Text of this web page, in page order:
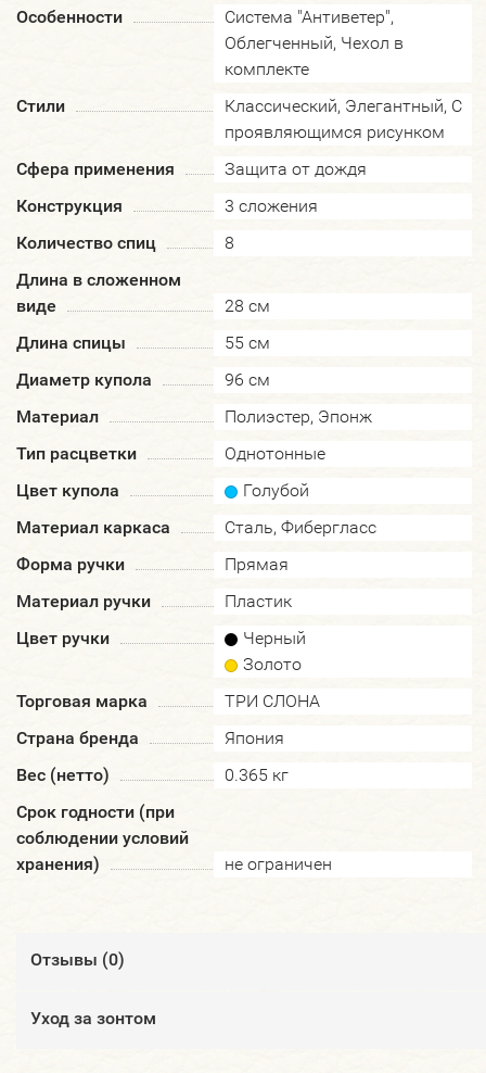
Особенности
Система "Антиветер",
Облегченный, Чехол в
комплекте
Стили
Классический, Элегантный, С
проявляющимся рисунком
Сфера применения
Защита от дождя
Конструкция
3 сложения
Количество спиц
8
Длина в сложенном
виде
28 см
Длина спицы
55 см
Диаметр купола
96 см
Материал
Полиэстер, Эпонж
Тип расцветки
Однотонные
Цвет купола
Голубой
Материал каркаса
Сталь, Фибергласс
Форма ручки
Прямая
Материал ручки
Пластик
Цвет ручки
Черный
Золото
Торговая марка
ТРИ СЛОНА
Страна бренда
Япония
Вес (нетто)
0.365 кг
Срок годности (при
соблюдении условий
хранения)
не ограничен
Отзывы (0)
Уход за зонтом